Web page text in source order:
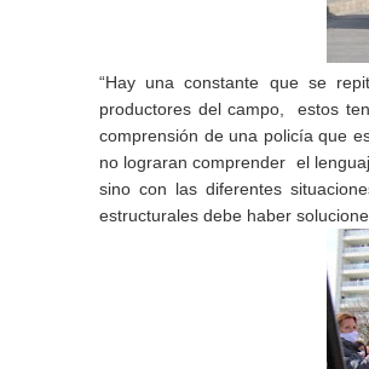
“Hay una constante que se
productores del campo, estos
comprensión de una policía que
no lograran comprender el
sino con las diferentes
estructurales debe haber